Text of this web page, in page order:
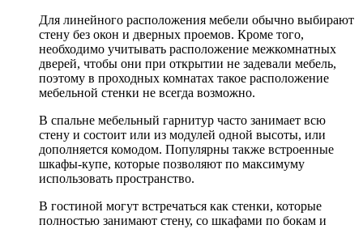
Для линейного расположения мебели обычно выбирают
стену без окон и дверных проемов. Кроме того,
необходимо учитывать расположение межкомнатных
дверей, чтобы они при открытии не задевали мебель,
поэтому в проходных комнатах такое расположение
мебельной стенки не всегда возможно.
В спальне мебельный гарнитур часто занимает всю
стену и состоит или из модулей одной высоты, или
дополняется комодом. Популярны также встроенные
шкафы-купе, которые позволяют по максимуму
использовать пространство.
В гостиной могут встречаться как стенки, которые
полностью занимают стену, со шкафами по бокам и